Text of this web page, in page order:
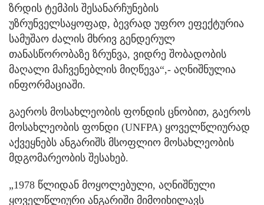
ზრდის ტემპის შესანარჩუნების
უზრუნველსაყოფად, ბევრად უფრო ეფექტურია
სამუშაო ძალის მხრივ გენდერულ
თანასწორობაზე ზრუნვა, ვიდრე შობადობის
მაღალი მაჩვენებლის მიღწევა“,- აღნიშნულია
ინფორმაციაში.
გაეროს მოსახლეობის ფონდის ცნობით, გაეროს
მოსახლეობის ფონდი (UNFPA) ყოველწლიურად
აქვეყნებს ანგარიშს მსოფლიო მოსახლეობის
მდგომარეობის შესახებ.
„1978 წლიდან მოყოლებული, აღნიშნული
ყოველწლიური ანგარიში მიმოიხილავს